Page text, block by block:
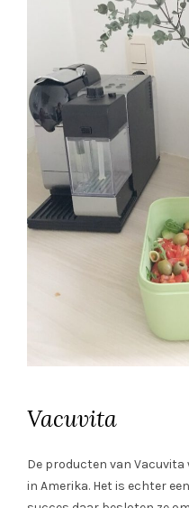
Vacuvita
De producten van
in Amerika. Het is echter